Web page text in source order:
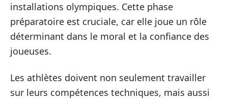
installations olympiques. Cette phase
préparatoire est cruciale, car elle joue un rôle
déterminant dans le moral et la confiance des
joueuses.
Les athlètes doivent non seulement travailler
sur leurs compétences techniques, mais aussi